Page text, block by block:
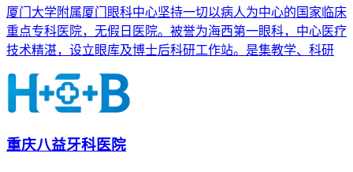
厦门大学附属厦门眼科中心坚持一切以病人为中心的国家临床
重点专科医院，无假日医院。被誉为海西第一眼科，中心医疗
技术精湛，设立眼库及博士后科研工作站。是集教学、科研
重庆八益牙科医院